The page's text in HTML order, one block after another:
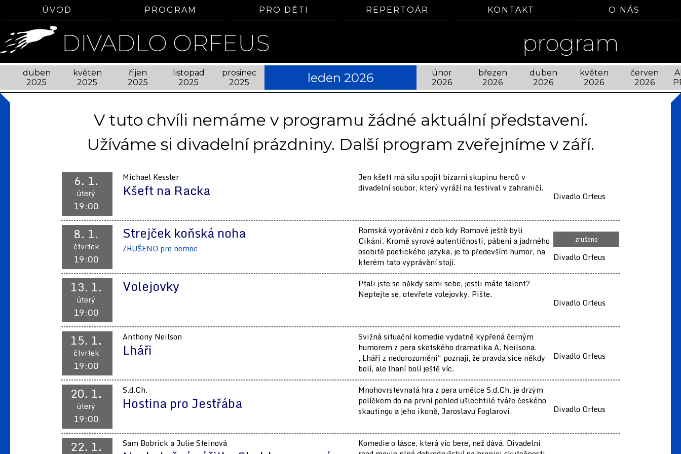
ÚVOD PROGRAM PRO DĚTI REPERTOÁR KONTAKT O NÁS
DIVADLO ORFEUS program
duben
2025
květen
2025
říjen
2025
listopad
2025
prosinec
2025
leden 2026
únor
2026
březen
2026
duben
2026
květen
2026
červen
2026
V tuto chvíli nemáme v programu žádné aktuální představení.
Užíváme si divadelní prázdniny. Další program zveřejníme v září.
6. 1.
úterý
19:00
Michael Kessler
Kšeft na Racka
Jen kšeft má sílu spojit bizarní skupinu herců v
divadelní soubor, který vyráží na festival v zahraničí.
Divadlo Orfeus
8. 1.
čtvrtek
19:00
Strejček koňská noha
ZRUŠENO pro nemoc
Romská vyprávění z dob kdy Romové ještě byli
Cikáni. Kromě syrové autentičnosti, pábení a jadrného
osobitě poetického jazyka, je to především humor, na
kterém tato vyprávění stojí.
zrušeno
Divadlo Orfeus
13. 1.
úterý
19:00
Volejovky
Ptali jste se někdy sami sebe, jestli máte talent?
Neptejte se, otevřete volejovky. Pište.
Divadlo Orfeus
15. 1.
čtvrtek
19:00
Anthony Neilson
Lháři
Svižná situační komedie vydatně kypřená černým
humorem z pera skotského dramatika A. Neilsona.
„Lháři z nedorozumění“ poznají, že pravda sice někdy
bolí, ale lhaní bolí ještě víc.
Divadlo Orfeus
20. 1.
úterý
19:00
S.d.Ch.
Hostina pro Jestřába
Mnohovrstevnatá hra z pera umělce S.d.Ch. je drzým
políčkem do na první pohled ušlechtilé tváře českého
skautingu a jeho ikoně, Jaroslavu Foglarovi.
Divadlo Orfeus
22. 1. Sam Bobrick a Julie Steinová
Komedie o lásce, která víc bere, než dává. Divadelní